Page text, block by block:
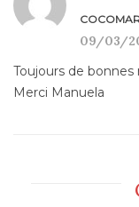
09/03/
Toujours de
Merci Manuela